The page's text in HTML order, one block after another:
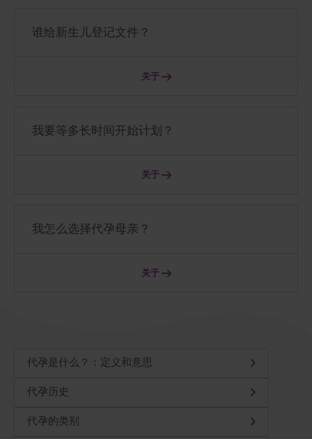
谁给新生儿登记文件？
关于
我要等多长时间开始计划？
关于
我怎么选择代孕母亲？
关于
代孕是什么？：定义和意思
代孕历史
代孕的类别